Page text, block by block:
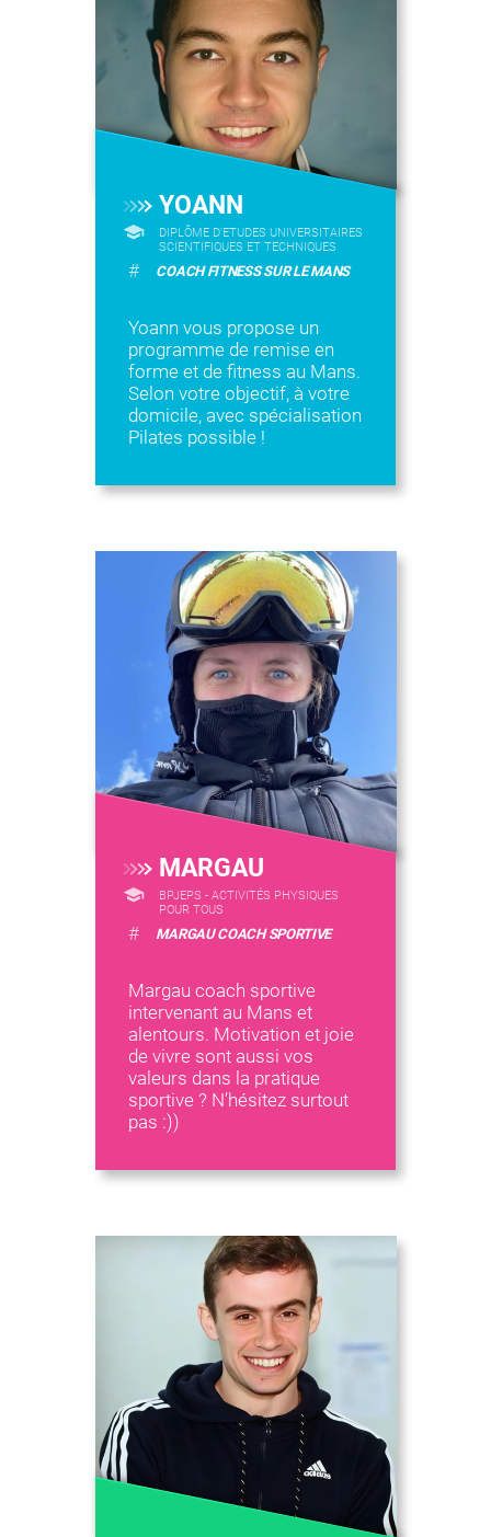
YOANN
DIPLÔME D'ETUDES UNIVERSITAIRES
SCIENTIFIQUES ET TECHNIQUES
# COACH FITNESS SUR LE MANS
Yoann vous propose un
programme de remise en
forme et de fitness au Mans.
Selon votre objectif, à votre
domicile, avec spécialisation
Pilates possible !
MARGAU
BPJEPS - ACTIVITÉS PHYSIQUES
POUR TOUS
# MARGAU COACH SPORTIVE
Margau coach sportive
intervenant au Mans et
alentours. Motivation et joie
de vivre sont aussi vos
valeurs dans la pratique
sportive ? N’hésitez surtout
pas :))